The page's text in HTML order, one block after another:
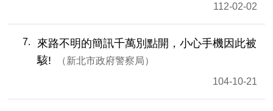
112-02-02
7
來路不明的簡訊千萬別點開，小心手機因此被
駭!
新北市政府警察局
104-10-21